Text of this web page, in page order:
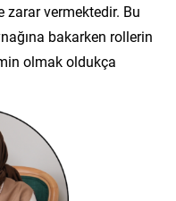
vermektedir. Bu
bakarken rollerin
olmak oldukça